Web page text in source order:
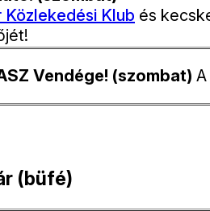
Közlekedési Klub és
Vendége! (szombat)
(büfé)